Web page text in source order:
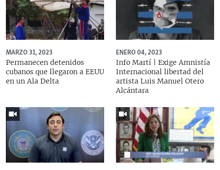
MARZO 31, 2023
Permanecen detenidos
cubanos que llegaron a EEUU
en un Ala Delta
ENERO 04, 2023
Info Martí | Exige Amnistía
Internacional libertad del
artista Luis Manuel Otero
Alcántara